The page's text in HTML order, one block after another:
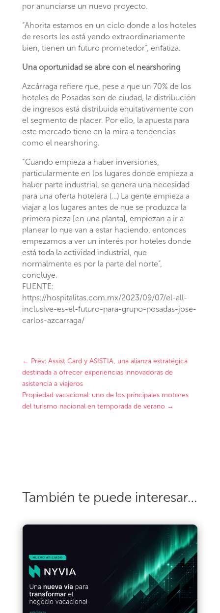
por anunciarse un nuevo proyecto.
“Ahorita estamos en un ciclo donde a los hoteles
de resorts les está yendo extraordinariamente
bien, tienen un futuro prometedor”, enfatiza.
Una oportunidad se abre con el nearshoring
Azcárraga refiere que, pese a que un 70% de los
hoteles de Posadas son de ciudad, la distribución
de ingresos está distribuida equitativamente con
el segmento de placer. Por ello, la apuesta para
este mercado tiene en la mira a tendencias
como el nearshoring.
“Cuando empieza a haber inversiones,
particularmente en los lugares donde empieza a
haber parte industrial, se genera una necesidad
para una oferta hotelera (…) La gente empieza a
viajar a los lugares antes de que se produzca la
primera pieza [en una planta], empiezan a ir a
planear lo que van a estar haciendo, entonces
empezamos a ver un interés por hoteles donde
está toda la actividad industrial, que
normalmente es por la parte del norte”,
concluye.
FUENTE:
https://hospitalitas.com.mx/2023/09/07/el-all-
inclusive-es-el-futuro-para-grupo-posadas-jose-
carlos-azcarraga/
← Prev: Assist Card y ASISTIA, una alianza estratégica
destinada a ofrecer experiencias innovadoras de
asistencia a viajeros
Propiedad vacacional: uno de los principales motores
del turismo nacional en temporada de verano →
También te puede interesar…